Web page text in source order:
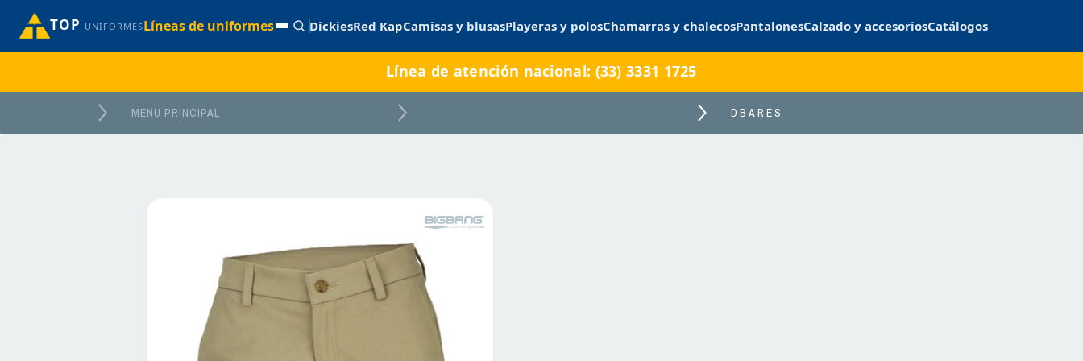
TOP UNIFORMESLíneas de uniformes DickiesRed KapCamisas y blusasPlayeras y polosChamarras y chalecosPantalonesCalzado y accesoriosCatálogos
Línea de atención nacional: (33) 3331 1725
MENU PRINCIPAL DBARES